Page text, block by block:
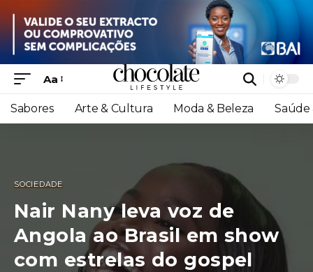
Aa
Sabores Arte & Cultura Moda & Beleza Saúde
SOCIEDADE
Nair Nany leva voz de
Angola ao Brasil em show
com estrelas do gospel